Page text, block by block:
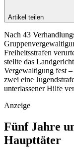
Artikel teilen
Nach 43
Freiheitsstrafen
stellte das
Vergewaltigung fest
zwei eine
unterlassener Hilfe
Anzeige
Fünf Jahre
Haupttäter